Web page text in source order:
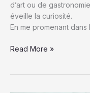
d’art ou de
éveille la curiosité.
En me promenant dans
Événements
Read More »